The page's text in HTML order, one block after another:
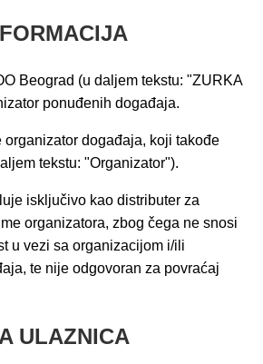
Beograd (u daljem tekstu: "ZURKA
ponuđenih događaja.
organizator događaja, koji takođe
tekstu: "Organizator").
isključivo kao distributer za
organizatora, zbog čega ne snosi
u vezi sa organizacijom i/ili
te nije odgovoran za povraćaj
ULAZNICA